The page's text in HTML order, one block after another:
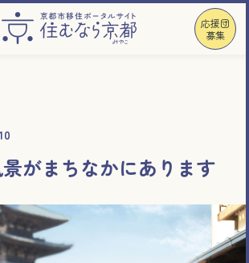
応援団
募集
がまちなかにあります